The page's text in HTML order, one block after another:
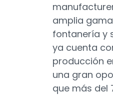
amplia
fontanería y
ya cuenta
producción
una gran
que más del